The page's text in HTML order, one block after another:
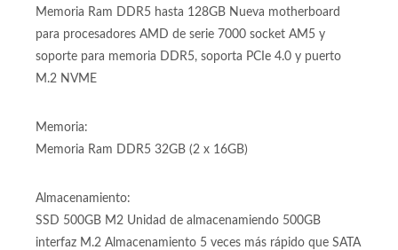
Memoria Ram DDR5 hasta 128GB Nueva motherboard
para procesadores AMD de serie 7000 socket AM5 y
soporte para memoria DDR5, soporta PCIe 4.0 y puerto
M.2 NVME
Memoria:
Memoria Ram DDR5 32GB (2 x 16GB)
Almacenamiento:
SSD 500GB M2 Unidad de almacenamiendo 500GB
interfaz M.2 Almacenamiento 5 veces más rápido que SATA